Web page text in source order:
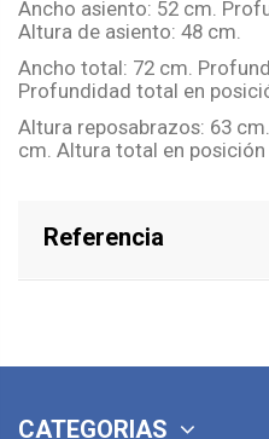
Ancho asiento: 52 cm.
Altura de asiento: 48 cm.
Ancho total: 72 cm.
Profundidad total en
Altura reposabrazos: 63
cm. Altura total en
Referencia
CATEGORIAS